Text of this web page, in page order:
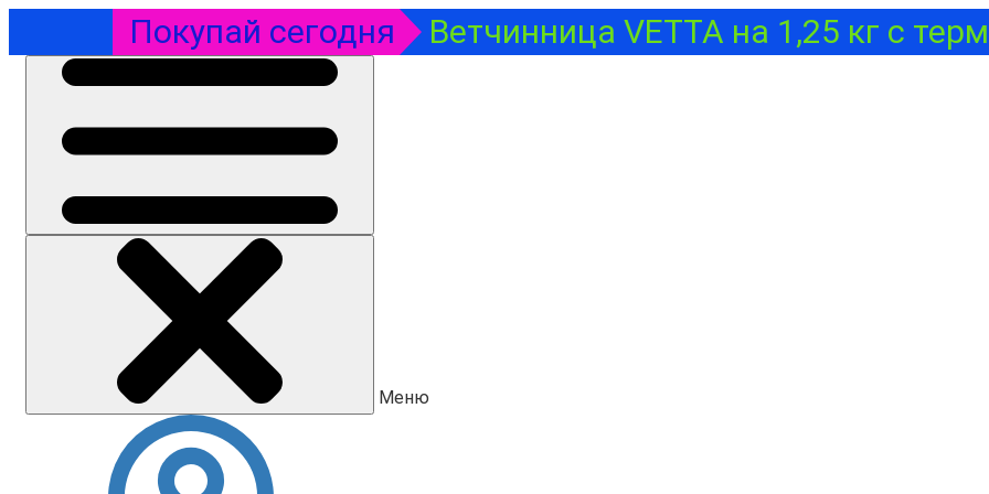
Покупай сегодня Ветчинница VETTA на 1,25 кг с
Меню